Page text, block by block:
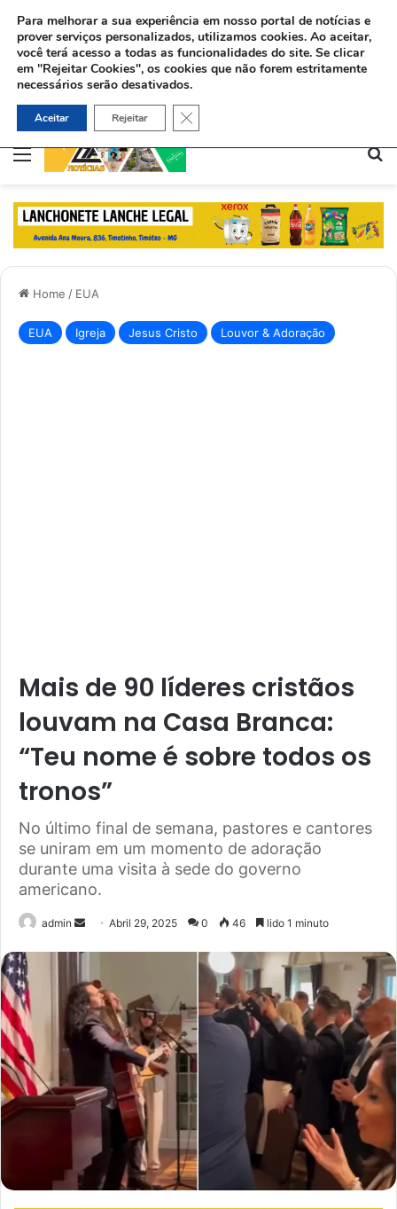
Menu
Home / EUA
EUA Igreja Jesus Cristo Louvor & Adoração
Mais de 90 líderes cristãos
louvam na Casa Branca:
“Teu nome é sobre todos os
tronos”
No último final de semana, pastores e cantores
se uniram em um momento de adoração
durante uma visita à sede do governo
americano.
admin
SendAbril 29, 2025 0 46 lido 1 minuto
Para melhorar a sua experiência em nosso portal de notícias e
prover serviços personalizados, utilizamos cookies. Ao aceitar,
você terá acesso a todas as funcionalidades do site. Se clicar
em "Rejeitar Cookies", os cookies que não forem estritamente
necessários serão desativados.
Aceitar Rejeitar Close GDPR Cookie Banner